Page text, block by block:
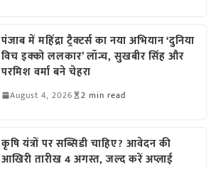
पंजाब में महिंद्रा ट्रैक्टर्स का नया अभियान ‘दुनिया
विच इक्को ललकार’ लॉन्च, सुखबीर सिंह और
परमिश वर्मा बने चेहरा
August 4, 2026 2 min read
कृषि यंत्रों पर सब्सिडी चाहिए? आवेदन की
आखिरी तारीख 4 अगस्त, जल्द करें अप्लाई